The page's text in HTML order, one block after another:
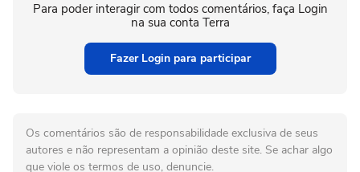
Para poder interagir com todos comentários, faça Login
na sua conta Terra
Fazer Login para participar
Os comentários são de responsabilidade exclusiva de seus
autores e não representam a opinião deste site. Se achar algo
que viole os termos de uso, denuncie.